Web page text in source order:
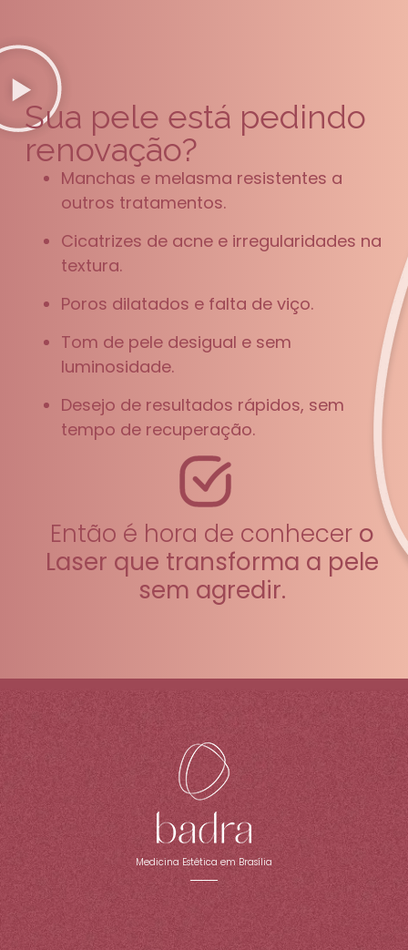
Sua pele está pedindo
renovação?
Manchas e melasma resistentes a
outros tratamentos.
Cicatrizes de acne e irregularidades na
textura.
Poros dilatados e falta de viço.
Tom de pele desigual e sem
luminosidade.
Desejo de resultados rápidos, sem
tempo de recuperação.
Então é hora de conhecer o
Laser que transforma a pele
sem agredir.
Medicina Estética em Brasília